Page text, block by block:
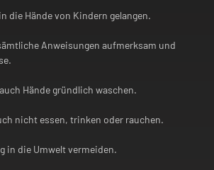
die Hände von Kindern gelangen.
Anweisungen aufmerksam und
Hände gründlich waschen.
nicht essen, trinken oder rauchen.
in die Umwelt vermeiden.